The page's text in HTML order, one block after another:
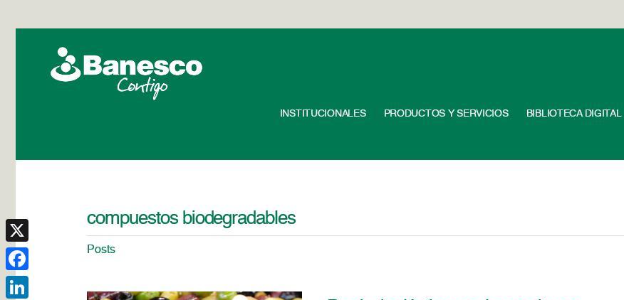
INSTITUCIONALES PRODUCTOS Y SERVICIOS BIBLIOTECA DIGITAL
compuestos biodegradables
Posts
X
Facebook